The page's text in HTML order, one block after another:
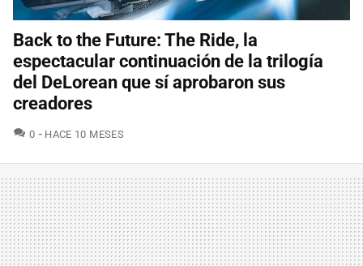
Back to the Future: The Ride, la
espectacular continuación de la trilogía
del DeLorean que sí aprobaron sus
creadores
0 COMENTARIOS
HACE 10 MESES